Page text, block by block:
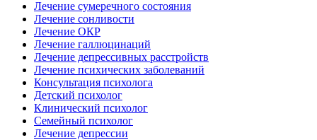
Лечение сумеречного состояния
Лечение сонливости
Лечение ОКР
Лечение галлюцинаций
Лечение депрессивных расстройств
Лечение психических заболеваний
Консультация психолога
Детский психолог
Клинический психолог
Семейный психолог
Лечение депрессии